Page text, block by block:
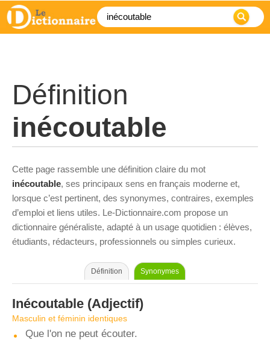
Définition
inécoutable
Cette page rassemble une définition claire du mot
inécoutable, ses principaux sens en français moderne et,
lorsque c’est pertinent, des synonymes, contraires, exemples
d’emploi et liens utiles. Le-Dictionnaire.com propose un
dictionnaire généraliste, adapté à un usage quotidien : élèves,
étudiants, rédacteurs, professionnels ou simples curieux.
Définition Synonymes
Inécoutable (Adjectif)
Masculin et féminin identiques
Que l'on ne peut écouter.